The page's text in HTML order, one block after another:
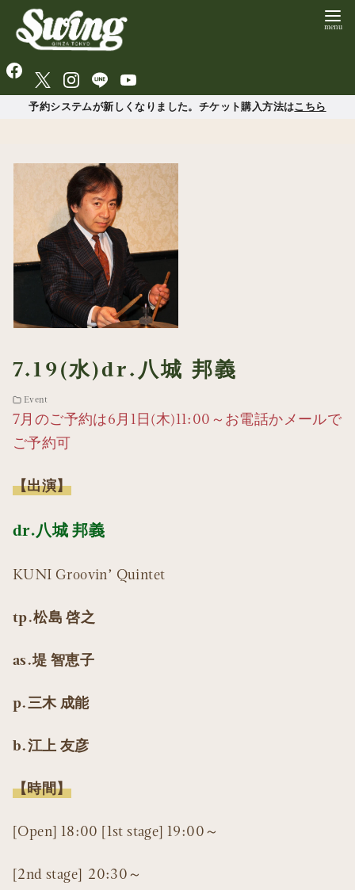
予約システムが新しくなりました。チケット購入方法はこちら
7.19(水)dr.八城 邦義
Event
7月のご予約は6月1日(木)11:00～お電話かメールで
ご予約可
【出演】
dr.八城 邦義
KUNI Groovin’ Quintet
tp.松島 啓之
as.堤 智恵子
p.三木 成能
b.江上 友彦
【時間】
[Open] 18:00 [1st stage] 19:00～
[2nd stage] 20:30～